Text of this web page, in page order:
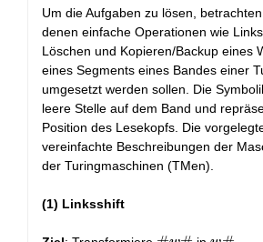
Um die Aufgaben zu lösen,
denen einfache Operationen wie
Löschen und Kopieren/Backup eines
eines Segments eines Bandes einer
umgesetzt werden sollen. Die
leere Stelle auf dem Band und
Position des Lesekopfs. Die
vereinfachte Beschreibungen der
der Turingmaschinen (TMen).
(1) Linksshift